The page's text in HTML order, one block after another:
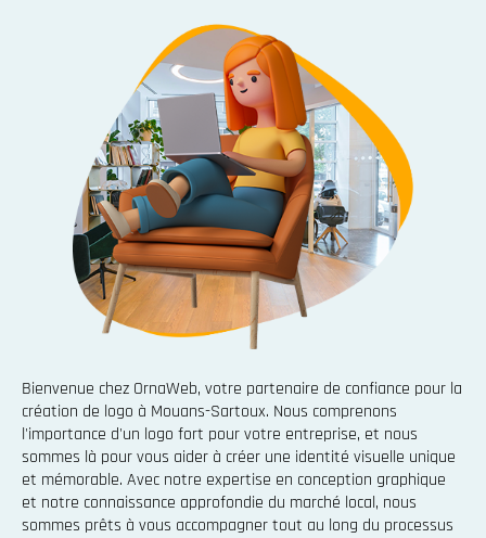
Bienvenue chez OrnaWeb, votre partenaire de confiance pour la
création de logo à Mouans-Sartoux. Nous comprenons
l'importance d'un logo fort pour votre entreprise, et nous
sommes là pour vous aider à créer une identité visuelle unique
et mémorable. Avec notre expertise en conception graphique
et notre connaissance approfondie du marché local, nous
sommes prêts à vous accompagner tout au long du processus